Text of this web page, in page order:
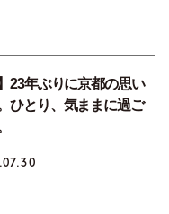
23年ぶりに京都の思い
ひとり、気ままに過ご